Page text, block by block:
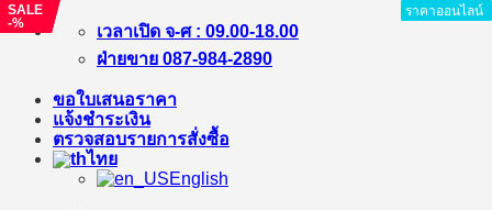
ข้าม
เนื้อหา
เวลาเปิด จ-ศ : 09.00-18.00
ฝ่ายขาย 087-984-2890
ขอใบเสนอราคา
แจ้งชำระเงิน
ตรวจสอบรายการสั่งซื้อ
ไทย
English
ราคาออนไลน์
SALE
-%
ราคาออนไลน์
SALE
-%
ราคาออนไลน์
ราคาออนไลน์
SALE
-%
ราคาออนไลน์
ราคาออนไลน์
ราคาออนไลน์
ราคาออนไลน์
ราคาออนไลน์